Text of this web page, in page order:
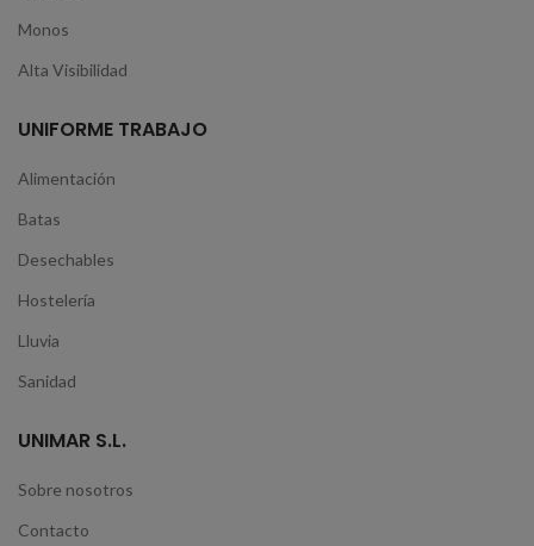
Monos
Alta Visibilidad
UNIFORME TRABAJO
Alimentación
Batas
Desechables
Hostelería
Lluvia
Sanidad
UNIMAR S.L.
Sobre nosotros
Contacto